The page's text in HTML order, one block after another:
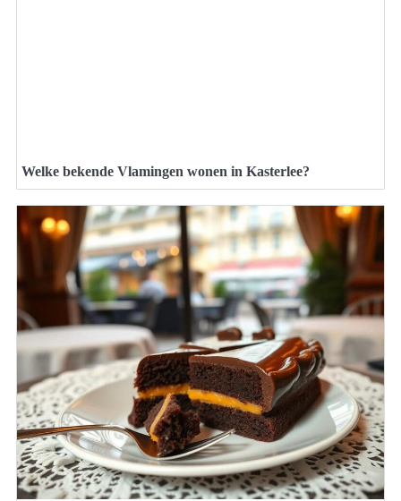
Welke bekende Vlamingen wonen in Kasterlee?